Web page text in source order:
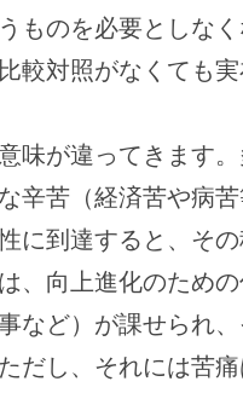
ものを必要としな
較対照がなくても
味が違ってきます
辛苦（経済苦や病
に到達すると、そ
、向上進化のため
など）が課せられ
だし、それには苦